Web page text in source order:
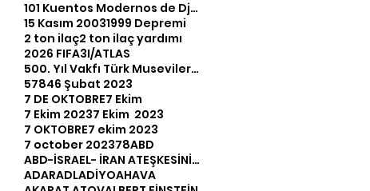
101 Kuentos Modernos de Djoha
15 Kasım 20031999 Depremi
2 ton ilaç2 ton ilaç yardımı
2026 FIFA3I/ATLAS
500. Yıl Vakfı Türk Musevileri Müzesi
57846 Şubat 2023
7 DE OKTOBRE7 Ekim
7 Ekim 20237 Ekim 2023
7 OKTOBRE7 ekim 2023
7 october 202378ABD
ABD-İSRAEL- İRAN ATEŞKESİNİ NASIL ANLAMLANDIRABİLİRİZ?
ADARADLADİYOAHAVA